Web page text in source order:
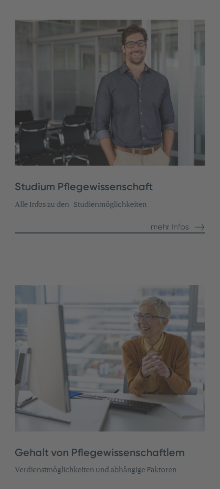
Studium Pflegewissenschaft
Alle Infos zu den Studienmöglichkeiten
mehr Infos
Gehalt von Pflegewissenschaftlern
Verdienstmöglichkeiten und abhängige Faktoren